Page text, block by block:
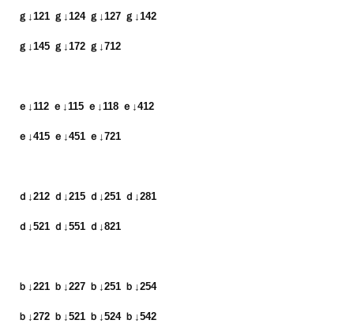
ｇ↓121 ｇ↓124 ｇ↓127 ｇ↓142
ｇ↓145 ｇ↓172 ｇ↓712
ｅ↓112 ｅ↓115 ｅ↓118 ｅ↓412
ｅ↓415 ｅ↓451 ｅ↓721
ｄ↓212 ｄ↓215 ｄ↓251 ｄ↓281
ｄ↓521 ｄ↓551 ｄ↓821
ｂ↓221 ｂ↓227 ｂ↓251 ｂ↓254
ｂ↓272 ｂ↓521 ｂ↓524 ｂ↓542